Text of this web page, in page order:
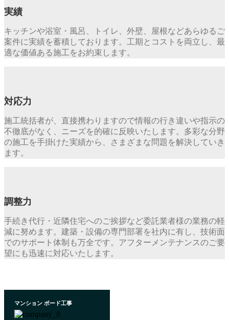
実績
キッチンや浴室・風呂、トイレ、外壁、屋根などあらゆるご
案件に実績を蓄積しております。工期とコストを両立し、最
適な価値ある施工をお約束します。
対応力
施工統括者が、直接携わりますので情報の行き違いや指示の
不徹底がなく、ニーズを的確に反映いたします。多彩な分野
の施工を手掛けた実績から、さまざまな問題を解決していき
ます。
調整力
手続き代行・近隣住宅へのご挨拶など委託業者様の業務の軽
減に努めます。建築・設備の専門部署を社内に有し、技術面
でのサポート体制も万全です。アフターメンテナンスのご要
望にも迅速に対応いたします。
マンション ボード工事